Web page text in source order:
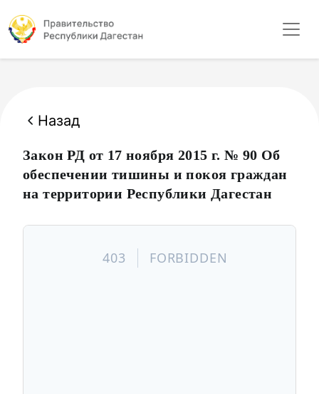
Назад
Закон РД от 17 ноября 2015 г. № 90 Об
обеспечении тишины и покоя граждан
на территории Республики Дагестан